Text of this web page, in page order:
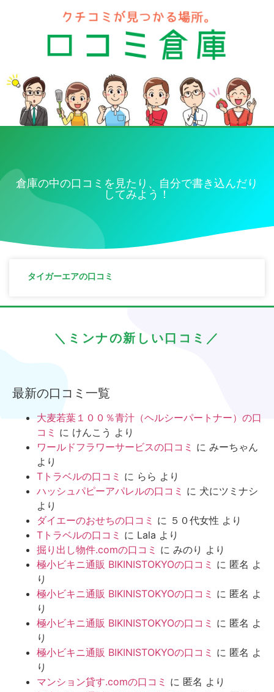
倉庫の中の口コミを見たり、自分で書き込んだり
してみよう！
タイガーエアの口コミ
＼ミンナの新しい口コミ／
最新の口コミ一覧
大麦若葉１００％青汁（ヘルシーパートナー）の口
コミ に けんこう より
ワールドフラワーサービスの口コミ に みーちゃん
より
Tトラベルの口コミ に らら より
ハッシュパピーアパレルの口コミ に 犬にツミナシ
より
ダイエーのおせちの口コミ に ５０代女性 より
Tトラベルの口コミ に Lala より
掘り出し物件.comの口コミ に みのり より
極小ビキニ通販 BIKINISTOKYOの口コミ に 匿名 よ
り
極小ビキニ通販 BIKINISTOKYOの口コミ に 匿名 よ
り
極小ビキニ通販 BIKINISTOKYOの口コミ に 匿名 よ
り
極小ビキニ通販 BIKINISTOKYOの口コミ に 匿名 よ
り
マンション貸す.comの口コミ に 匿名 より